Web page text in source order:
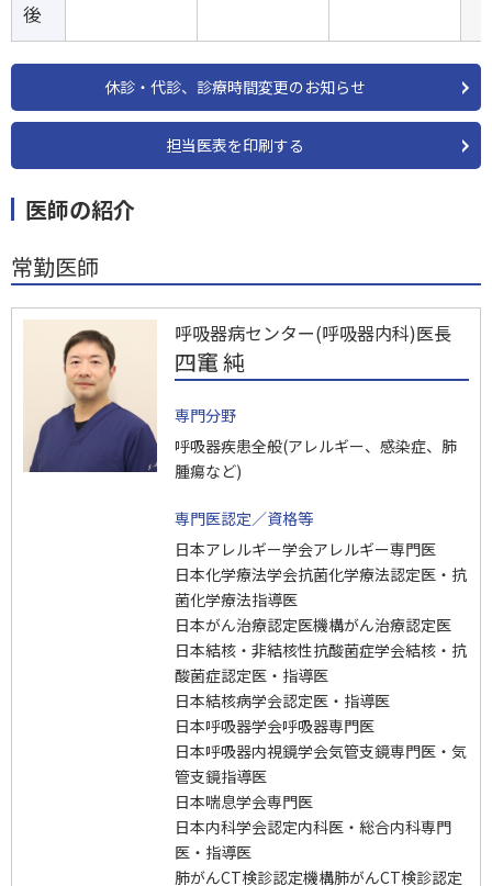
後
休診・代診、診療時間変更のお知らせ
担当医表を印刷する
医師の紹介
常勤医師
呼吸器病センター(呼吸器内科)医長
四竃 純
専門分野
呼吸器疾患全般(アレルギー、感染症、肺
腫瘍など)
専門医認定／資格等
日本アレルギー学会アレルギー専門医
日本化学療法学会抗菌化学療法認定医・抗
菌化学療法指導医
日本がん治療認定医機構がん治療認定医
日本結核・非結核性抗酸菌症学会結核・抗
酸菌症認定医・指導医
日本結核病学会認定医・指導医
日本呼吸器学会呼吸器専門医
日本呼吸器内視鏡学会気管支鏡専門医・気
管支鏡指導医
日本喘息学会専門医
日本内科学会認定内科医・総合内科専門
医・指導医
肺がんCT検診認定機構肺がんCT検診認定